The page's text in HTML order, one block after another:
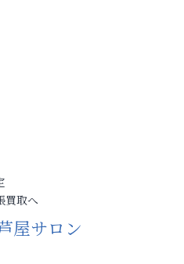
買取へ
屋サロン